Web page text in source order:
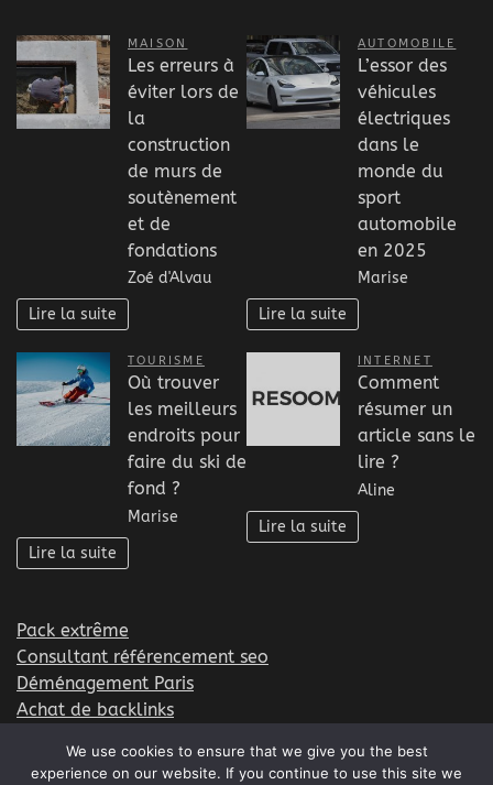
MAISON
Les erreurs à
éviter lors de
la
construction
de murs de
soutènement
et de
fondations
Zoé d'Alvau
Lire la suite
AUTOMOBILE
L’essor des
véhicules
électriques
dans le
monde du
sport
automobile
en 2025
Marise
Lire la suite
TOURISME
Où trouver
les meilleurs
endroits pour
faire du ski de
fond ?
Marise
Lire la suite
INTERNET
Comment
résumer un
article sans le
lire ?
Aline
Lire la suite
Pack extrême
Consultant référencement seo
Déménagement Paris
Achat de backlinks
We use cookies to ensure that we give you the best
experience on our website. If you continue to use this site we